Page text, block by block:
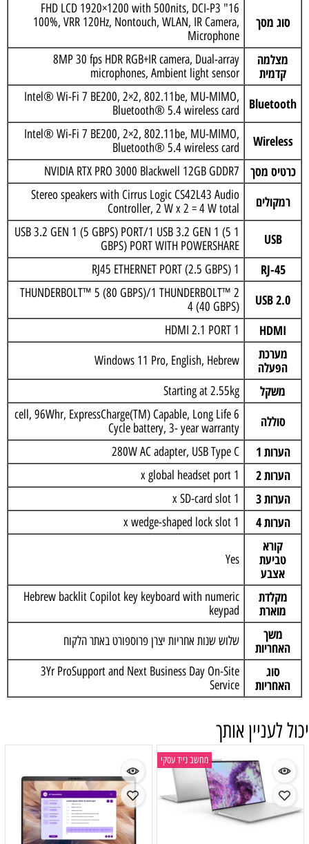
סוג מסך
16" FHD LCD 1920×1200 with 500nits, DCI-P3
100%, VRR 120Hz, Nontouch, WLAN, IR Camera,
Microphone
מצלמה
קדמית
8MP 30 fps HDR RGB+IR camera, Dual-array
microphones, Ambient light sensor
Bluetooth
Intel® Wi-Fi 7 BE200, 2×2, 802.11be, MU-MIMO,
Bluetooth® 5.4 wireless card
Wireless
Intel® Wi-Fi 7 BE200, 2×2, 802.11be, MU-MIMO,
Bluetooth® 5.4 wireless card
כרטיס מסך NVIDIA RTX PRO 3000 Blackwell 12GB GDDR7
רמקולים
Stereo speakers with Cirrus Logic CS42L43 Audio
Controller, 2 W x 2 = 4 W total
USB
1 USB 3.2 GEN 1 (5 GBPS) PORT/1 USB 3.2 GEN 1 (5
GBPS) PORT WITH POWERSHARE
RJ-45
1 RJ45 ETHERNET PORT (2.5 GBPS)
USB 2.0
2 THUNDERBOLT™ 5 (80 GBPS)/1 THUNDERBOLT™
4 (40 GBPS)
HDMI
1 HDMI 2.1 PORT
מערכת
הפעלה
Windows 11 Pro, English, Hebrew
משקל Starting at 2.55kg
סוללה
6 cell, 96Whr, ExpressCharge(TM) Capable, Long Life
Cycle battery, 3- year warranty
הערות 1 280W AC adapter, USB Type C
הערות 2 1 x global headset port
הערות 3 1 x SD-card slot
הערות 4 1 x wedge-shaped lock slot
קורא
טביעת
אצבע
Yes
מקלדת
מוארת
Hebrew backlit Copilot key keyboard with numeric
keypad
משך
האחריות
שלוש שנות אחריות יצרן פרוספורט באתר הלקוח
סוג
האחריות
3Yr ProSupport and Next Business Day On-Site
Service
יכול לעניין אותך
מחשב נייד עסקי